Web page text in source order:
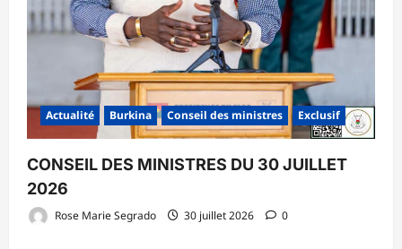
Actualité Burkina Conseil des ministres Exclusif
CONSEIL DES MINISTRES DU 30 JUILLET
2026
Rose Marie Segrado 30 juillet 2026 0